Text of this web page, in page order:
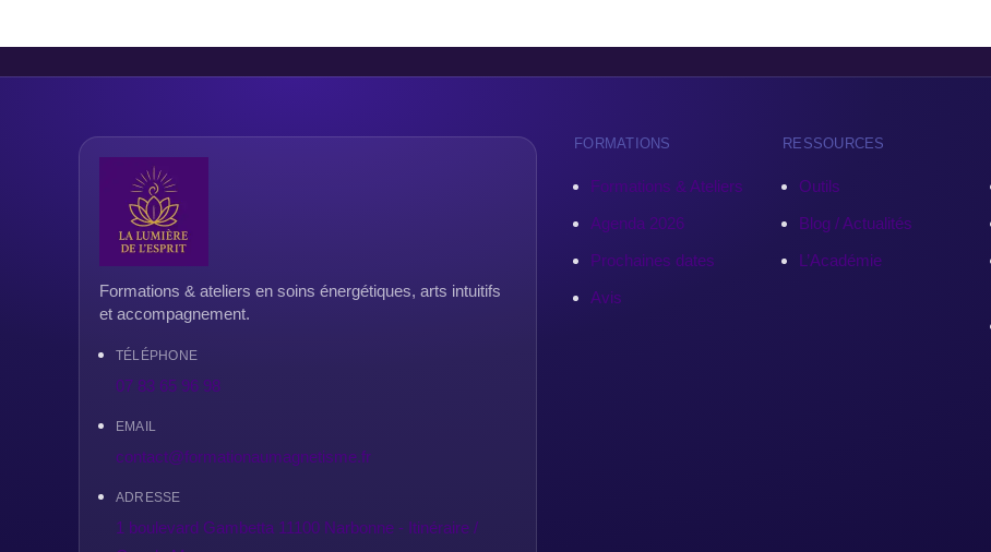
Formations & ateliers en soins énergétiques, arts intuitifs
et accompagnement.
TÉLÉPHONE
07 83 65 96 98
EMAIL
contact@formationaumagnetisme.fr
ADRESSE
1 boulevard Gambetta 11100 Narbonne - Itinéraire /
FORMATIONS
Formations & Ateliers
Agenda 2026
Prochaines dates
Avis
RESSOURCES
Outils
Blog / Actualités
L’Académie